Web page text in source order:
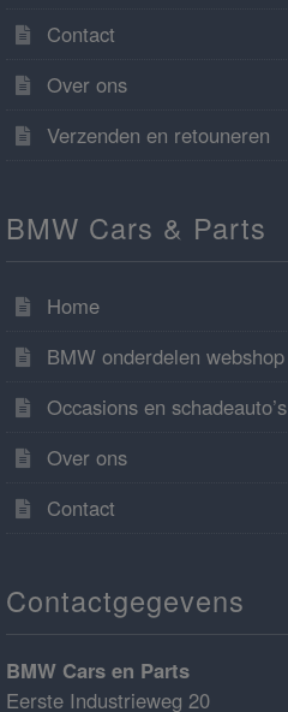
Contact
Over ons
Verzenden en retouneren
BMW Cars & Parts
Home
BMW onderdelen webshop
Occasions en schadeauto’s
Over ons
Contact
Contactgegevens
BMW Cars en Parts
Eerste Industrieweg 20